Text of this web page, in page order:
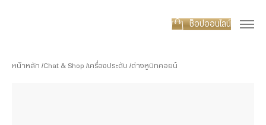
ช็อปออนไลน์
หน้าหลัก Chat & Shop เครื่องประดับ ต่างหูบิทคอยน์